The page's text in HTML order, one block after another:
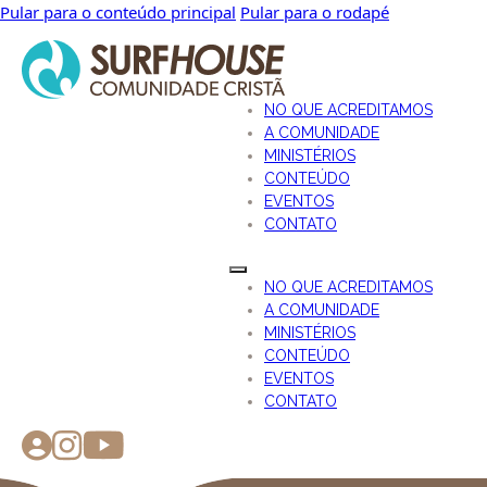
Pular para o conteúdo principal Pular para o rodapé
NO QUE ACREDITAMOS
A COMUNIDADE
MINISTÉRIOS
CONTEÚDO
EVENTOS
CONTATO
NO QUE ACREDITAMOS
A COMUNIDADE
MINISTÉRIOS
CONTEÚDO
EVENTOS
CONTATO